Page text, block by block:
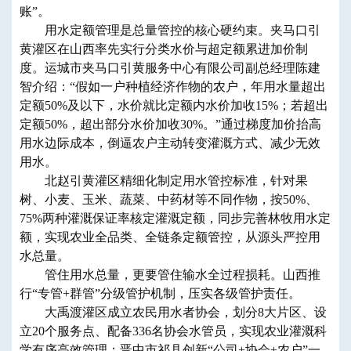
账”。
用水定额管理是总量管控的核心硬约束。夹马口引
黄灌区在山西率先实行分类水价与超定额累进加价制
度。运城市夹马口引黄服务中心有限公司副总经理陈建
智介绍：“假如一户种植经济作物的农户，年用水量超出
定额50%及以下，水价就比定额内水价加收15%；若超出
定额50%，超出部分水价加收30%。”通过梯度加价抬高
用水边际成本，倒逼农户主动转变灌溉方式、减少无效
用水。
北赵引黄灌区精细化制定用水管控标准，针对果
树、小麦、玉米、蔬菜、中药材等不同作物，按50%、
75%两种灌溉保证率核定灌溉定额，同步完善林牧用水定
额，实现农业全品类、全链条定额管控，从源头严控用
水总量。
管住用水总量，更要管住输水全过程损耗。山西推
行“专管+群管”分级管护机制，压实各级管护责任。
大禹渡灌区成立农民用水者协会，划分8大片区、设
立20个服务点、配备336名协会水管员，实现农业灌溉科